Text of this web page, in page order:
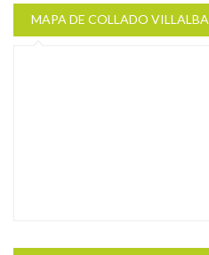
MAPA DE COLLADO VILLALBA